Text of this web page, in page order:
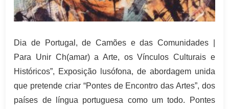
Dia de Portugal, de Camões e das Comunidades |
Para Unir Ch(amar) a Arte, os Vínculos Culturais e
Históricos”, Exposição lusófona, de abordagem unida
que pretende criar “Pontes de Encontro das Artes”, dos
países de língua portuguesa como um todo. Pontes